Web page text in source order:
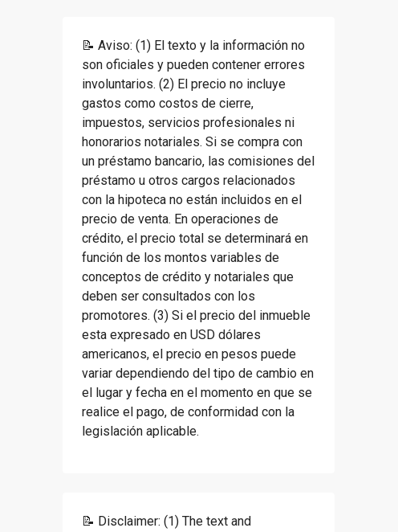
📝 Aviso: (1) El texto y la información no
son oficiales y pueden contener errores
involuntarios. (2) El precio no incluye
gastos como costos de cierre,
impuestos, servicios profesionales ni
honorarios notariales. Si se compra con
un préstamo bancario, las comisiones del
préstamo u otros cargos relacionados
con la hipoteca no están incluidos en el
precio de venta. En operaciones de
crédito, el precio total se determinará en
función de los montos variables de
conceptos de crédito y notariales que
deben ser consultados con los
promotores. (3) Si el precio del inmueble
esta expresado en USD dólares
americanos, el precio en pesos puede
variar dependiendo del tipo de cambio en
el lugar y fecha en el momento en que se
realice el pago, de conformidad con la
legislación aplicable.
📝 Disclaimer: (1) The text and